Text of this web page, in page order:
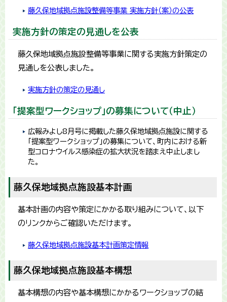
藤久保地域拠点施設整備等事業 実施方針（案）の公表
実施方針の策定の見通しを公表
藤久保地域拠点施設整備等事業に関する実施方針策定の
見通しを公表しました。
実施方針の策定の見通し
「提案型ワークショップ」の募集について（中止）
広報みよし8月号に掲載した藤久保地域拠点施設に関する
「提案型ワークショップ」の募集について、町内における新
型コロナウイルス感染症の拡大状況を踏まえ中止しまし
た。
藤久保地域拠点施設基本計画
基本計画の内容や策定にかかる取り組みについて、以下
のリンクからご確認いただけます。
藤久保地域拠点施設基本計画策定情報
藤久保地域拠点施設基本構想
基本構想の内容や基本構想にかかるワークショップの結